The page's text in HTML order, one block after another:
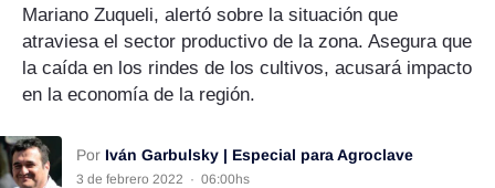
Tecnología
Maquinaria agrícola
Agenda
Clima
Mariano Zuqueli, alertó sobre la situación que
atraviesa el sector productivo de la zona. Asegura que
la caída en los rindes de los cultivos, acusará impacto
en la economía de la región.
Por Iván Garbulsky | Especial para Agroclave
3 de febrero 2022 · 06:00hs